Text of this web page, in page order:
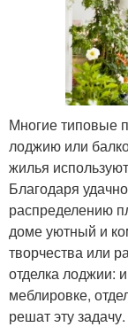
Многие типовые
лоджию или
жилья
Благодаря
распределению
доме уютный и
творчества или
отделка лоджии:
меблировке,
решат эту задачу.